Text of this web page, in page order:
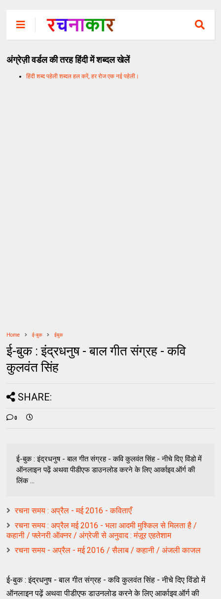
अंग्रेज़ी वर्डल की तरह हिंदी में शब्दल खेलें
हिंदी शब्द पहेली शब्दल हल करें, हर रोज एक नई पहेली।
Home ई-बुक ईबुक
ई-बुक : इंद्रधनुष - बाल गीत संग्रह - कवि
कुलवंत सिंह
SHARE:
0
ई-बुक : इंद्रधनुष - बाल गीत संग्रह - कवि कुलवंत सिंह - नीचे दिए विंडो में
ऑनलाइन पढ़ें अथवा पीडीएफ डाउनलोड करने के लिए आर्काइव.ऑर्ग की
लिंक ...
रचना समय : अप्रैल - मई 2016 - कविताएँ
रचना समय : अप्रैल मई 2016 - भला आदमी मुश्किल से मिलता है /
कहानी / फ्लेनरी ऑक्नर / अंग्रेजी से अनुवाद : मंज़ूर एहतेशाम
रचना समय - अप्रैल - मई 2016 / सैलाब / कहानी / अंजली काजल
ई-बुक : इंद्रधनुष - बाल गीत संग्रह - कवि कुलवंत सिंह - नीचे दिए विंडो में
ऑनलाइन पढ़ें अथवा पीडीएफ डाउनलोड करने के लिए आर्काइव.ऑर्ग की